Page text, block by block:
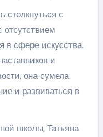
столкнуться с
отсутствием
в сфере искусства.
и
она сумела
и развиваться в
школы, Татьяна